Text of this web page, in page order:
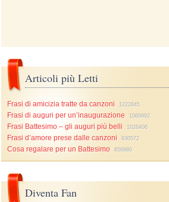
Articoli più Letti
Frasi di amicizia tratte da canzoni 1222845
Frasi di auguri per un’inaugurazione 1060992
Frasi Battesimo – gli auguri più belli 1026406
Frasi d’amore prese dalle canzoni 930572
Cosa regalare per un Battesimo 856980
Diventa Fan